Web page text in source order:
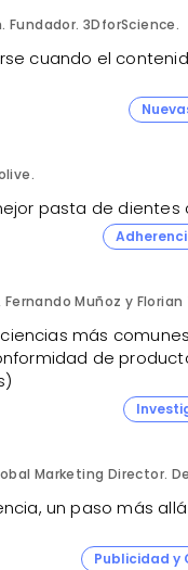
Fundador. 3DforScience.
cuando el
pasta de dientes
más
de
Marketing Director.
un paso más
Publicidad y